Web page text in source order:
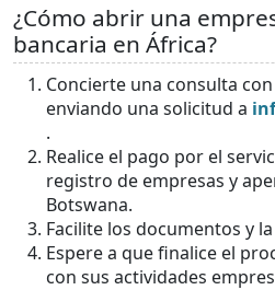
¿Cómo abrir una
bancaria en África?
Concierte una consulta
enviando una solicitud a
.
Realice el pago por el
registro de empresas y
Botswana.
Facilite los documentos y
Espere a que finalice el
con sus actividades